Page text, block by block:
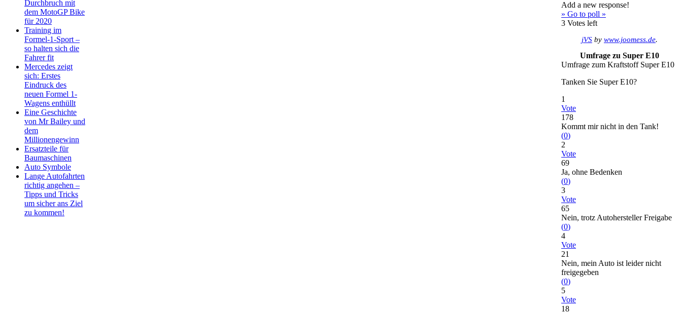
Durchbruch mit
dem MotoGP Bike
für 2020
Training im
Formel-1-Sport –
so halten sich die
Fahrer fit
Mercedes zeigt
sich: Erstes
Eindruck des
neuen Formel 1-
Wagens enthüllt
Eine Geschichte
von Mr Bailey und
dem
Millionengewinn
Ersatzteile für
Baumaschinen
Auto Symbole
Lange Autofahrten
richtig angehen –
Tipps und Tricks
um sicher ans Ziel
zu kommen!
Add a new response!
» Go to poll »
3 Votes left
jVS by www.joomess.de.
Umfrage zu Super E10
Umfrage zum Kraftstoff Super E10
Tanken Sie Super E10?
1
Vote
178
Kommt mir nicht in den Tank!
(0)
2
Vote
69
Ja, ohne Bedenken
(0)
3
Vote
65
Nein, trotz Autohersteller Freigabe
(0)
4
Vote
21
Nein, mein Auto ist leider nicht
freigegeben
(0)
5
Vote
18